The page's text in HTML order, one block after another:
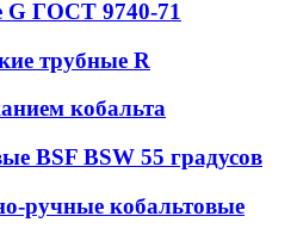
ГОСТ 9740-71
трубные R
кобальта
BSF BSW 55 градусов
ручные кобальтовые